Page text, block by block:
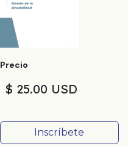
Precio
$ 25.00 USD
Inscríbete